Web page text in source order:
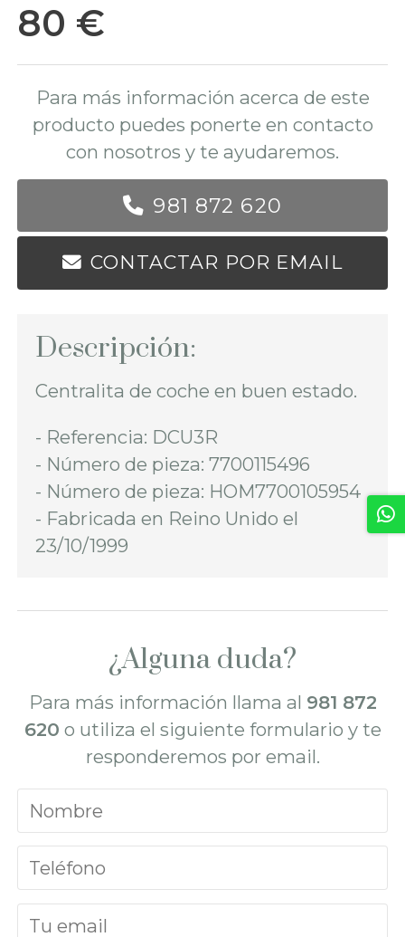
80 €
Para más información acerca de este
producto puedes ponerte en contacto
con nosotros y te ayudaremos.
981 872 620
CONTACTAR POR EMAIL
Descripción:
Centralita de coche en buen estado.
- Referencia: DCU3R
- Número de pieza: 7700115496
- Número de pieza: HOM7700105954
- Fabricada en Reino Unido el
23/10/1999
¿Alguna duda?
Para más información llama al 981 872
620 o utiliza el siguiente formulario y te
responderemos por email.